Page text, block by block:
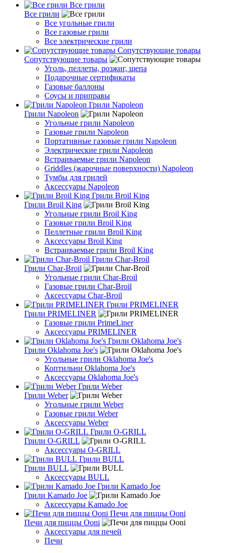
Все грили
Все грили
Все угольные грили
Все газовые грили
Все электрические грили
Сопутствующие товары
Сопутствующие товары
Уголь, пеллеты, розжиг, щепа
Подарочные сертификаты
Газовые баллоны
Соусы и приправы
Грили Napoleon
Грили Napoleon
Угольные грили Napoleon
Газовые грили Napoleon
Портативные газовые грили Napoleon
Электрические грили Napoleon
Встраиваемые грили Napoleon
Griddles (жарочные поверхности) Napoleon
Тумбы для грилей
Аксессуары Napoleon
Грили Broil King
Грили Broil King
Угольные грили Broil King
Газовые грили Broil King
Пеллетные грили Broil King
Аксессуары Broil King
Встраиваемые грили Broil King
Грили Char-Broil
Грили Char-Broil
Угольные грили Char-Broil
Газовые грили Char-Broil
Аксессуары Char-Broil
Грили PRIMELINER
Грили PRIMELINER
Газовые грили PrimeLiner
Аксессуары PRIMELINER
Грили Oklahoma Joe's
Грили Oklahoma Joe's
Угольные грили Oklahoma Joe's
Коптильни Oklahoma Joe's
Аксессуары Oklahoma Joe's
Грили Weber
Грили Weber
Угольные грили Weber
Газовые грили Weber
Аксессуары Weber
Грили O-GRILL
Грили O-GRILL
Аксессуары O-GRILL
Грили BULL
Грили BULL
Аксессуары BULL
Грили Kamado Joe
Грили Kamado Joe
Аксессуары Kamado Joe
Печи для пиццы Ooni
Печи для пиццы Ooni
Аксессуары для печей
Печи